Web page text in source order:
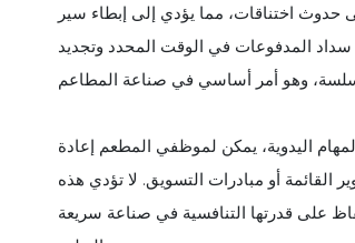
حدوث اختناقات، مما يؤدي إلى إبطاء سير
سداد المدفوعات في الوقت المحدد وتجديد
اليدوية، يمكن لموظفي المطعم إعادة
القائمة أو مبادرات التسويق. لا تؤدي هذه
على قدرتها التنافسية في صناعة سريعة